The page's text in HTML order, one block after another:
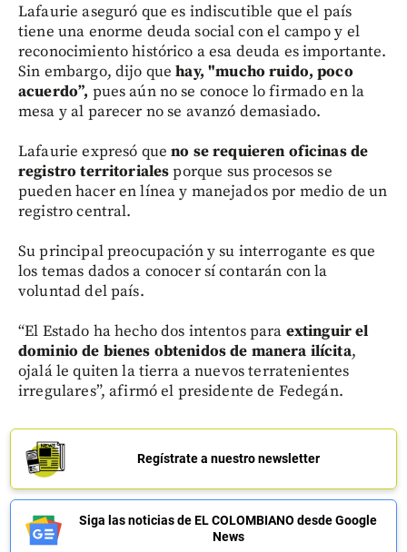
Lafaurie aseguró que es indiscutible que el país
tiene una enorme deuda social con el campo y el
reconocimiento histórico a esa deuda es importante.
Sin embargo, dijo quehay, "mucho ruido, poco
acuerdo”, pues aún no se conoce lo firmado en la
mesa y al parecer no se avanzó demasiado.
Lafaurie expresó queno se requieren oficinas de
registro territorialesporque sus procesos se
pueden hacer en línea y manejados por medio de un
registro central.
Su principal preocupación y su interrogante es que
los temas dados a conocer sí contarán con la
voluntad del país.
“El Estado ha hecho dos intentos para extinguir el
dominio de bienes obtenidos de manera ilícita,
ojalá le quiten la tierra a nuevos terratenientes
irregulares”, afirmó el presidente de Fedegán.
Regístrate a nuestro newsletter
Siga las noticias de EL COLOMBIANO desde Google
News